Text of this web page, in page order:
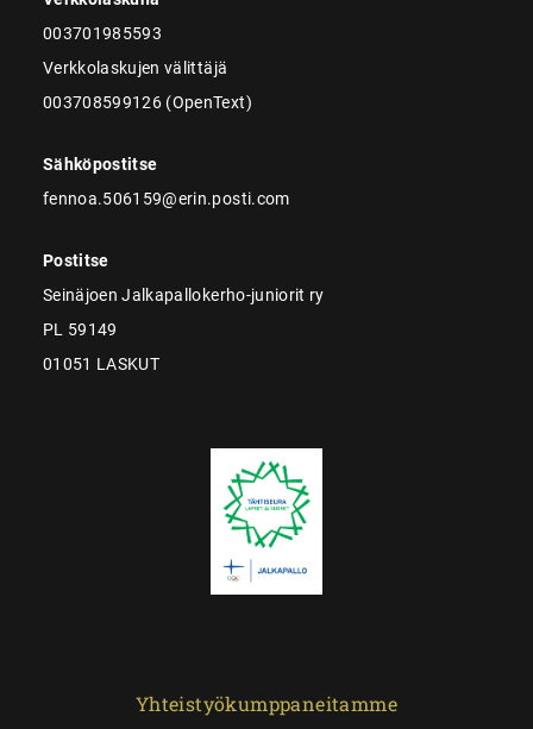
003701985593
Verkkolaskujen välittäjä
003708599126 (OpenText)
Sähköpostitse
fennoa.506159@erin.posti.com
Postitse
Seinäjoen Jalkapallokerho-juniorit ry
PL 59149
01051 LASKUT
Yhteistyökumppaneitamme